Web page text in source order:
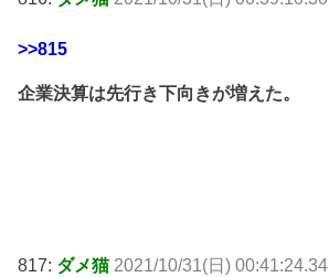
>>815
企業決算は先行き下向きが増えた。
817: ダメ猫 2021/10/31(日) 00:41:24.34